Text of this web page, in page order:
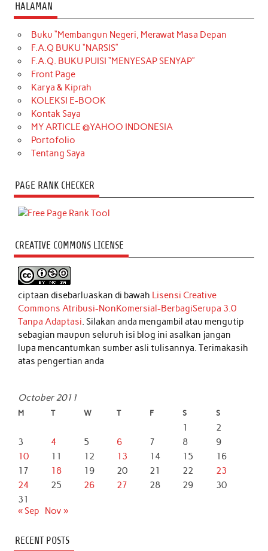
HALAMAN
Buku “Membangun Negeri, Merawat Masa Depan
F.A.Q BUKU “NARSIS”
F.A.Q. BUKU PUISI “MENYESAP SENYAP”
Front Page
Karya & Kiprah
KOLEKSI E-BOOK
Kontak Saya
MY ARTICLE @YAHOO INDONESIA
Portofolio
Tentang Saya
PAGE RANK CHECKER
CREATIVE COMMONS LICENSE
ciptaan disebarluaskan di bawah Lisensi Creative
Commons Atribusi-NonKomersial-BerbagiSerupa 3.0
Tanpa Adaptasi. Silakan anda mengambil atau mengutip
sebagian maupun seluruh isi blog ini asalkan jangan
lupa mencantumkan sumber asli tulisannya. Terimakasih
atas pengertian anda
October 2011
M T W T F S S
1
2
3
4 5 6 7 8
9
10
11 12 13 14 15
16
17
18 19 20 21 22
23
24
25 26 27 28 29
30
31
« Sep
Nov »
RECENT POSTS